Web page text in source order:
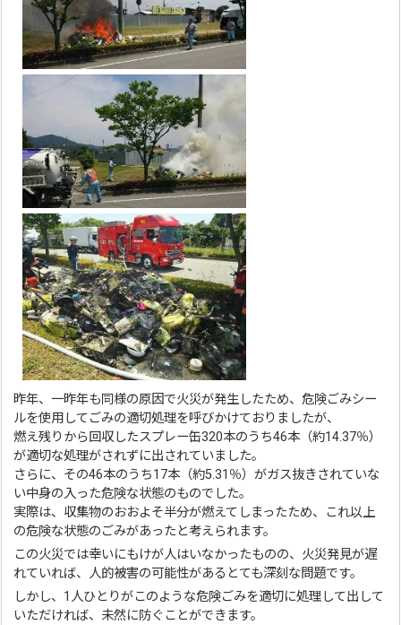
昨年、一昨年も同様の原因で火災が発生したため、危険ごみシー
ルを使用してごみの適切処理を呼びかけておりましたが、
燃え残りから回収したスプレー缶320本のうち46本（約14.37％）
が適切な処理がされずに出されていました。
さらに、その46本のうち17本（約5.31％）がガス抜きされていな
い中身の入った危険な状態のものでした。
実際は、収集物のおおよそ半分が燃えてしまったため、これ以上
の危険な状態のごみがあったと考えられます。
この火災では幸いにもけが人はいなかったものの、火災発見が遅
れていれば、人的被害の可能性があるとても深刻な問題です。
しかし、1人ひとりがこのような危険ごみを適切に処理して出して
いただければ、未然に防ぐことができます。